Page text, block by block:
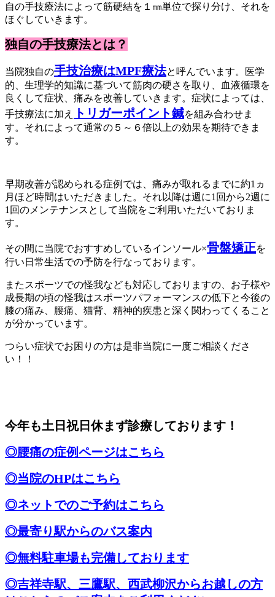
自の手技療法によって筋硬結を１㎜単位で探り分け、それを
ほぐしていきます。
独自の手技療法とは？
当院独自の手技治療はMPF療法と呼んでいます。医学
的、生理学的知識に基づいて筋肉の硬さを取り、血液循環を
良くして症状、痛みを改善していきます。症状によっては、
手技療法に加え
トリガーポイント鍼を組み合わせま
す。それによって通常の５～６倍以上の効果を期待できま
す。
早期改善が認められる症例では、痛みが取れるまでに約1ヵ
月ほど時間はいただきました。それ以降は週に1回から2週に
1回のメンテナンスとして当院をご利用いただいておりま
す。
その間に当院でおすすめしているインソール×骨盤矯正を
行い日常生活での予防を行なっております。
またスポーツでの怪我なども対応しておりますの、お子様や
成長期の頃の怪我はスポーツパフォーマンスの低下と今後の
膝の痛み、腰痛、猫背、精神的疾患と深く関わってくること
が分かっています。
つらい症状でお困りの方は是非当院に一度ご相談くださ
い！！
今年も土日祝日休まず診療しております！
◎腰痛の症例ページはこちら
◎当院のHPはこちら
◎ネットでのご予約はこちら
◎最寄り駅からのバス案内
◎無料駐車場も完備しております
◎吉祥寺駅、三鷹駅、西武柳沢からお越しの方